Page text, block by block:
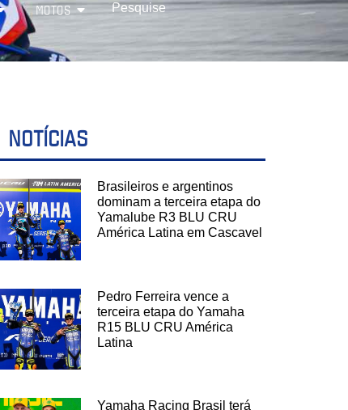
MOTOS
NOTÍCIAS
Brasileiros e argentinos
dominam a terceira etapa do
Yamalube R3 BLU CRU
América Latina em Cascavel
Pedro Ferreira vence a
terceira etapa do Yamaha
R15 BLU CRU América
Latina
Yamaha Racing Brasil terá